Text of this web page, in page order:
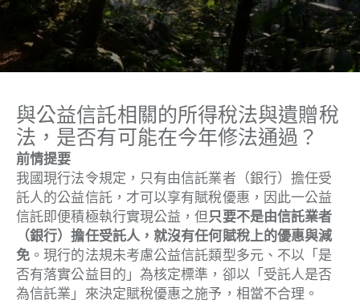
與公益信託相關的所得稅法與遺贈稅
法，是否有可能在今年修法通過？
前情提要
我國現行法令規定，只有由信託業者（銀行）擔任受
託人的公益信託，才可以享有賦稅優惠，因此一公益
信託即便積極執行實現公益，但只要不是由信託業者
（銀行）擔任受託人，就沒有任何賦稅上的優惠與減
免 。現行的法規未考慮公益信託類型多元、不以「是
否有落實公益目的」為核定標準，卻以「受託人是否
為信託業」來決定賦稅優惠之施予，相當不合理。